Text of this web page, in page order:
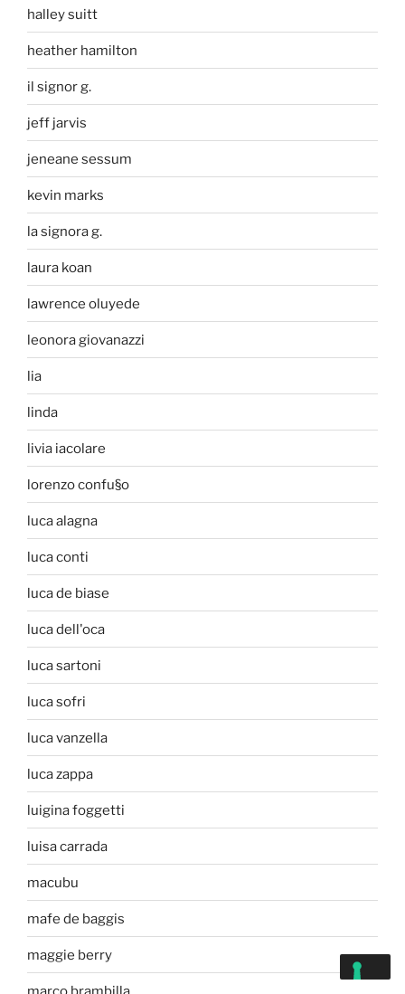
halley suitt
heather hamilton
il signor g.
jeff jarvis
jeneane sessum
kevin marks
la signora g.
laura koan
lawrence oluyede
leonora giovanazzi
lia
linda
livia iacolare
lorenzo confu§o
luca alagna
luca conti
luca de biase
luca dell'oca
luca sartoni
luca sofri
luca vanzella
luca zappa
luigina foggetti
luisa carrada
macubu
mafe de baggis
maggie berry